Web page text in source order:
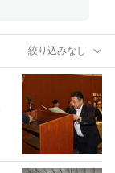
絞り込みなし